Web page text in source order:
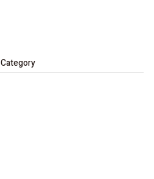
Category